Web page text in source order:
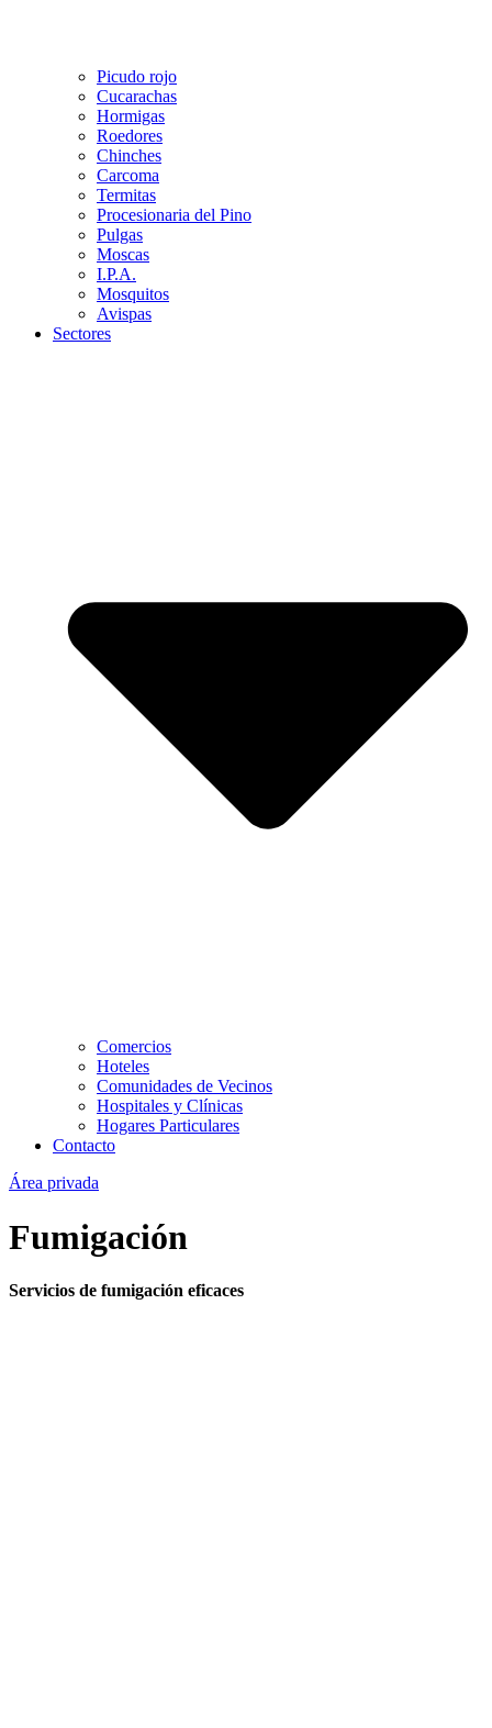
Picudo rojo
Cucarachas
Hormigas
Roedores
Chinches
Carcoma
Termitas
Procesionaria del Pino
Pulgas
Moscas
I.P.A.
Mosquitos
Avispas
Sectores
Comercios
Hoteles
Comunidades de Vecinos
Hospitales y Clínicas
Hogares Particulares
Contacto
Área privada
Fumigación
Servicios de fumigación eficaces